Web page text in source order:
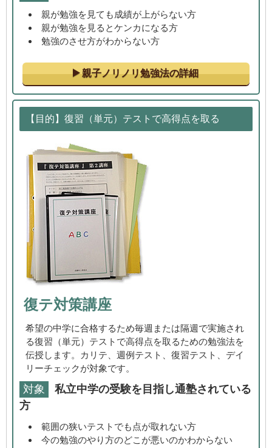
親が勉強を見ても成績が上がらない方
親が勉強を見るとケンカになる方
勉強のさせ方がわからない方
親子ノリノリ勉強法の詳細
【目的】復習（単元）テストで高得点を取る
復テ対策講座
希望の中学に合格するため毎週または隔週で実施され
る復習（単元）テストで高得点を取るための勉強法を
伝授します。カリテ、週例テスト、復習テスト、デイ
リーチェックが対象です。
対象
私立中学の受験を目指し通塾されている
方
範囲の狭いテストでも点が取れない方
今の勉強のやり方のどこが悪いのかわからない